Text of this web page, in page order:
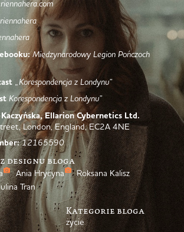
Międzynarodowy Legion Pończoch
„Korespondencja z Londynu”
Korespondencja z Londynu”
Ellarion Cybernetics Ltd.
London, England, EC2A 4NE
12165590
designu bloga
Ania Hrycyna
Roksana Kalisz
Tran
Kategorie bloga
życie